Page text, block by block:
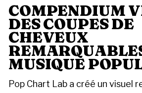
COMPENDIUM
DES COUPES DE
CHEVEUX
MUSIQUE
Pop Chart Lab a créé un visuel